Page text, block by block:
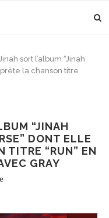
sort l’album “Jinah
la chanson titre
“JINAH
DONT ELLE
TITRE “RUN” EN
GRAY